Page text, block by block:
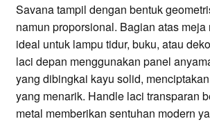
Savana tampil dengan bentuk
namun proporsional. Bagian atas meja
ideal untuk lampu tidur, buku, atau
laci depan menggunakan panel
yang dibingkai kayu solid,
yang menarik. Handle laci transparan
metal memberikan sentuhan modern